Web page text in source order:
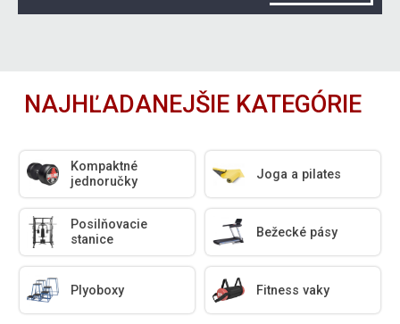
NAJHĽADANEJŠIE KATEGÓRIE
Kompaktné
jednoručky
Joga a pilates
Posilňovacie
stanice
Bežecké pásy
Plyoboxy Fitness vaky